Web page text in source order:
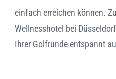
einfach erreichen können.
Wellnesshotel bei
Ihrer Golfrunde entspannt